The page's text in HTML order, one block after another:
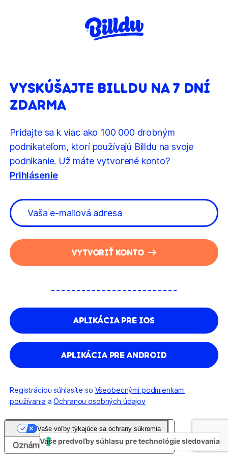
VYSKÚŠAJTE BILLDU NA 7 DNÍ
ZDARMA
Pridajte sa k viac ako 100 000 drobným
podnikateľom, ktorí používajú Billdu na svoje
podnikanie. Už máte vytvorené konto?
Prihlásenie
VYTVORIŤ KONTO
APLIKÁCIA PRE IOS
APLIKÁCIA PRE ANDROID
Registráciou súhlasíte so Všeobecnými podmienkami
používania aOchranou osobných údajov
Oznámenie pri zbere
Vaše voľby týkajúce sa ochrany súkromia
Vaše predvoľby súhlasu pre technológie sledovania